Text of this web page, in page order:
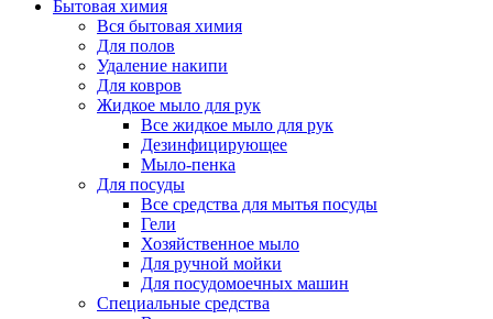
Бытовая химия
Вся бытовая химия
Для полов
Удаление накипи
Для ковров
Жидкое мыло для рук
Все жидкое мыло для рук
Дезинфицирующее
Мыло-пенка
Для посуды
Все средства для мытья посуды
Гели
Хозяйственное мыло
Для ручной мойки
Для посудомоечных машин
Специальные средства